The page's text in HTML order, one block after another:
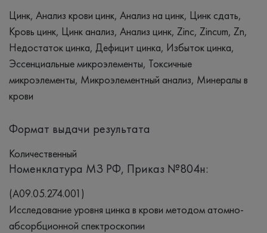
Цинк, Анализ крови цинк, Анализ на цинк, Цинк сдать,
Кровь цинк, Цинк анализ, Анализ цинк, Zinc, Zincum, Zn,
Недостаток цинка, Дефицит цинка, Избыток цинка,
Эссенциальные микроэлементы, Токсичные
микроэлементы, Микроэлементный анализ, Минералы в
крови
Формат выдачи результата
Количественный
Номенклатура МЗ РФ, Приказ №804н:
(A09.05.274.001)
Исследование уровня цинка в крови методом атомно-
абсорбционной спектроскопии